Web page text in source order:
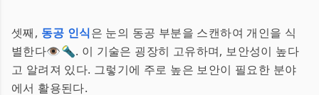
셋째, 동공 인식은 눈의 동공 부분을 스캔하여 개인을 식
별한다👁️🔦. 이 기술은 굉장히 고유하며, 보안성이 높다
고 알려져 있다. 그렇기에 주로 높은 보안이 필요한 분야
에서 활용된다.